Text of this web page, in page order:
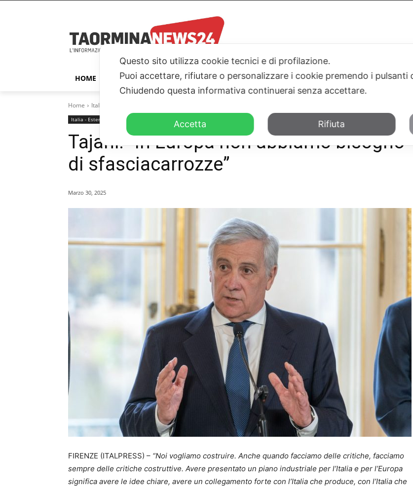
HOME TAORMINA ITALIA – ESTERI PARLAMENTO SICILIA SALUTE SPORT
Home Italia - Esteri
Italia - Esteri Parlamento
Tajani: “In Europa non abbiamo bisogno
di sfasciacarrozze”
Marzo 30, 2025
FIRENZE (ITALPRESS) – “Noi vogliamo costruire. Anche quando facciamo delle critiche, facciamo
sempre delle critiche costruttive. Avere presentato un piano industriale per l’Italia e per l’Europa
significa avere le idee chiare, avere un collegamento forte con l’Italia che produce, con l’Italia che
Questo sito utilizza cookie tecnici e di profilazione.
Puoi accettare, rifiutare o personalizzare i cookie premendo i pulsanti
Chiudendo questa informativa continuerai senza accettare.
Accetta Rifiuta